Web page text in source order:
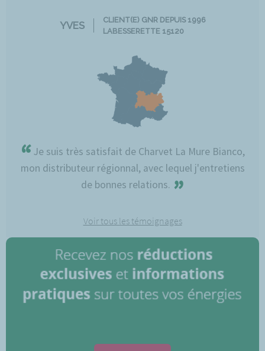
YVES
CLIENT(E) GNR DEPUIS 1996
LABESSERETTE 15120
“Je suis très satisfait de Charvet La Mure Bianco,
mon distributeur régionnal, avec lequel j'entretiens
de bonnes relations. ”
Voir tous les témoignages